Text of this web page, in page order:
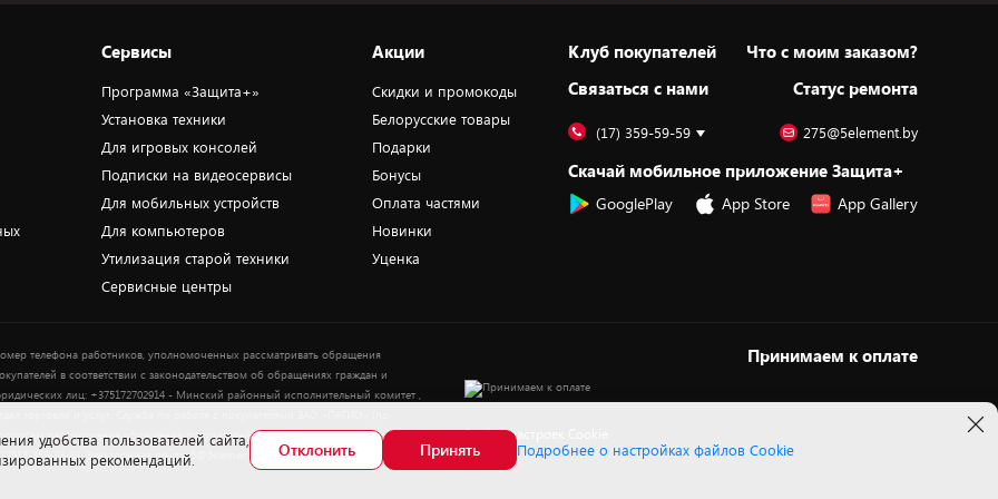
Сервисы
Программа «Защита+»
Установка техники
Для игровых консолей
Подписки на видеосервисы
Для мобильных устройств
Для компьютеров
Утилизация старой техники
Сервисные центры
Акции
Скидки и промокоды
Белорусские товары
Подарки
Бонусы
Оплата частями
Новинки
Уценка
Клуб покупателей
Cвязаться с нами
Что с моим заказом?
Статус ремонта
(17) 359-59-59 275@5element.by
Скачай мобильное приложение Защита+
GooglePlay App Store App Gallery
телефона работников, уполномоченных рассматривать обращения
в соответствии с законодательством об обращениях граждан и
лиц: +375172702914 - Минский районный исполнительный комитет ,
рассмотрения обращения покупателей о нарушении их прав): Тел.:
359-23-83. Электронная почта: 5@5element.by
Принимаем к оплате
Выбор настроек Cookie
удобства пользователей сайта,
рекомендаций.
Отклонить Принять Подробнее о настройках файлов Cookie